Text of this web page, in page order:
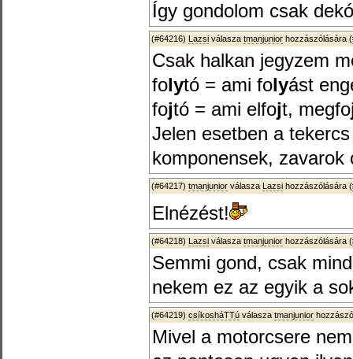
Így gondolom csak
(#64216) Lazsi válasza tmanjunior hozzászólására (
Csak halkan jegyzem
folytó = ami folyást
fojtó = ami elfojt, megfo
Jelen esetben a
komponensek,
(#64217) tmanjunior válasza Lazsi hozzászólására (
Elnézést!
(#64218) Lazsi válasza tmanjunior hozzászólására (
Semmi gond, csak
nekem ez az egyik a
(#64219) csíkosháTTú válasza tmanjunior
Mivel a motorcsere